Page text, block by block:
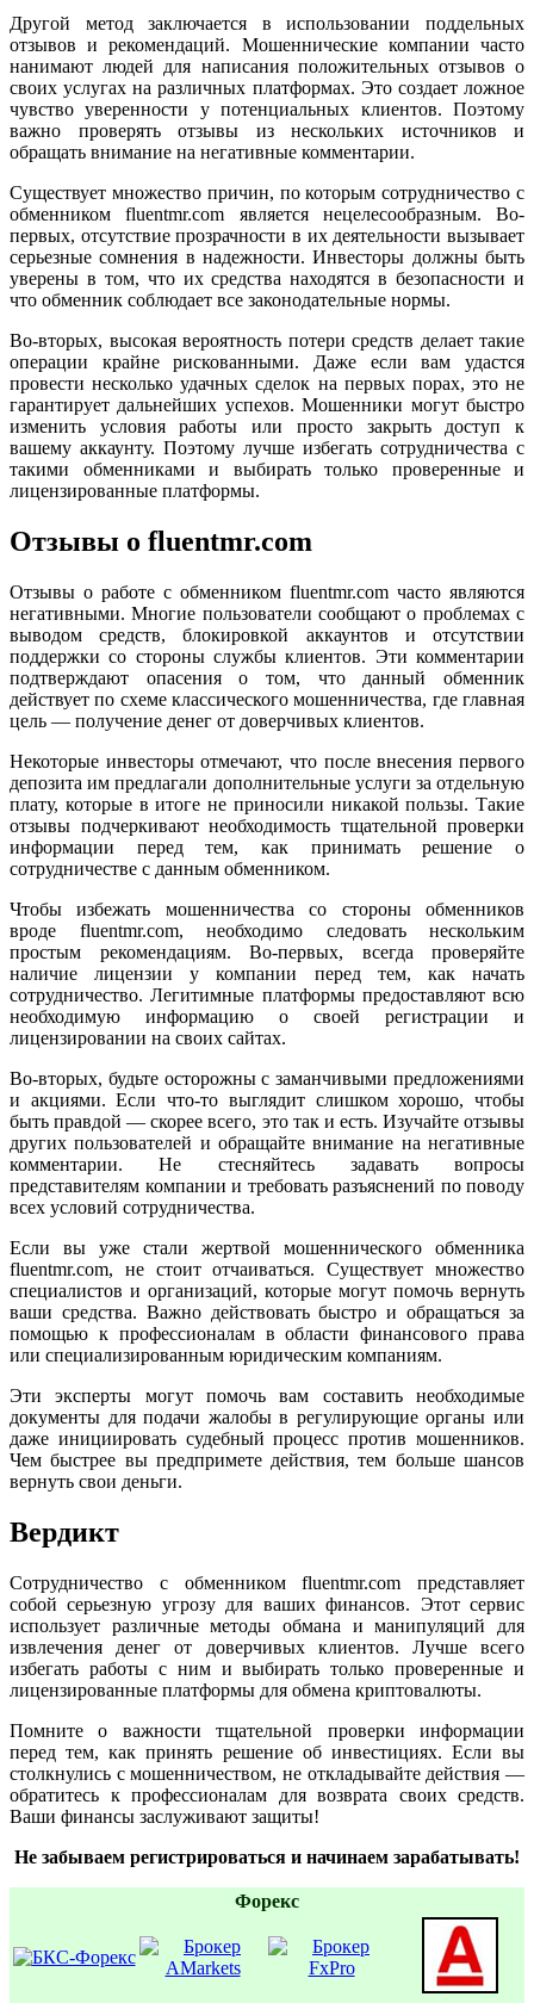
Другой метод заключается в использовании поддельных
отзывов и рекомендаций. Мошеннические компании часто
нанимают людей для написания положительных отзывов о
своих услугах на различных платформах. Это создает ложное
чувство уверенности у потенциальных клиентов. Поэтому
важно проверять отзывы из нескольких источников и
обращать внимание на негативные комментарии.
Существует множество причин, по которым сотрудничество с
обменником fluentmr.com является нецелесообразным. Во-
первых, отсутствие прозрачности в их деятельности вызывает
серьезные сомнения в надежности. Инвесторы должны быть
уверены в том, что их средства находятся в безопасности и
что обменник соблюдает все законодательные нормы.
Во-вторых, высокая вероятность потери средств делает такие
операции крайне рискованными. Даже если вам удастся
провести несколько удачных сделок на первых порах, это не
гарантирует дальнейших успехов. Мошенники могут быстро
изменить условия работы или просто закрыть доступ к
вашему аккаунту. Поэтому лучше избегать сотрудничества с
такими обменниками и выбирать только проверенные и
лицензированные платформы.
Отзывы о fluentmr.com
Отзывы о работе с обменником fluentmr.com часто являются
негативными. Многие пользователи сообщают о проблемах с
выводом средств, блокировкой аккаунтов и отсутствии
поддержки со стороны службы клиентов. Эти комментарии
подтверждают опасения о том, что данный обменник
действует по схеме классического мошенничества, где главная
цель — получение денег от доверчивых клиентов.
Некоторые инвесторы отмечают, что после внесения первого
депозита им предлагали дополнительные услуги за отдельную
плату, которые в итоге не приносили никакой пользы. Такие
отзывы подчеркивают необходимость тщательной проверки
информации перед тем, как принимать решение о
сотрудничестве с данным обменником.
Чтобы избежать мошенничества со стороны обменников
вроде fluentmr.com, необходимо следовать нескольким
простым рекомендациям. Во-первых, всегда проверяйте
наличие лицензии у компании перед тем, как начать
сотрудничество. Легитимные платформы предоставляют всю
необходимую информацию о своей регистрации и
лицензировании на своих сайтах.
Во-вторых, будьте осторожны с заманчивыми предложениями
и акциями. Если что-то выглядит слишком хорошо, чтобы
быть правдой — скорее всего, это так и есть. Изучайте отзывы
других пользователей и обращайте внимание на негативные
комментарии. Не стесняйтесь задавать вопросы
представителям компании и требовать разъяснений по поводу
всех условий сотрудничества.
Если вы уже стали жертвой мошеннического обменника
fluentmr.com, не стоит отчаиваться. Существует множество
специалистов и организаций, которые могут помочь вернуть
ваши средства. Важно действовать быстро и обращаться за
помощью к профессионалам в области финансового права
или специализированным юридическим компаниям.
Эти эксперты могут помочь вам составить необходимые
документы для подачи жалобы в регулирующие органы или
даже инициировать судебный процесс против мошенников.
Чем быстрее вы предпримете действия, тем больше шансов
вернуть свои деньги.
Вердикт
Сотрудничество с обменником fluentmr.com представляет
собой серьезную угрозу для ваших финансов. Этот сервис
использует различные методы обмана и манипуляций для
извлечения денег от доверчивых клиентов. Лучше всего
избегать работы с ним и выбирать только проверенные и
лицензированные платформы для обмена криптовалюты.
Помните о важности тщательной проверки информации
перед тем, как принять решение об инвестициях. Если вы
столкнулись с мошенничеством, не откладывайте действия —
обратитесь к профессионалам для возврата своих средств.
Ваши финансы заслуживают защиты!
Не забываем регистрироваться и начинаем зарабатывать!
Форекс